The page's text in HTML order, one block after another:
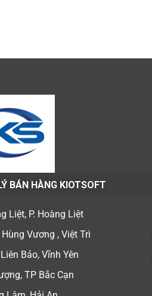
BÁN HÀNG KIOTSOFT
Liệt, P. Hoàng Liệt
Vương , Việt Trì
Bảo, Vĩnh Yên
TP Bắc Cạn